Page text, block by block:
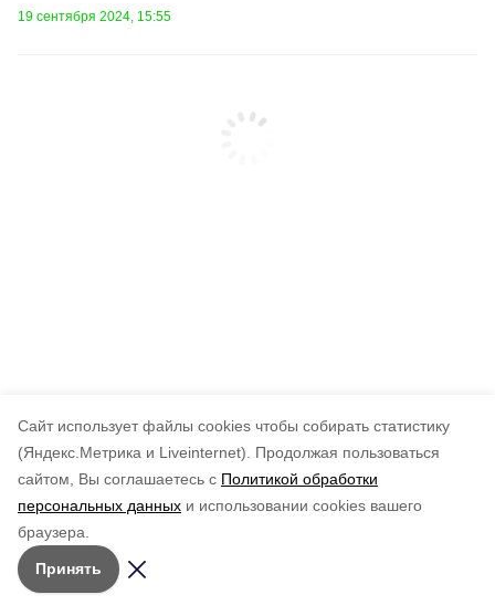
Cайт использует файлы cookies чтобы собирать статистику
(Яндекс.Метрика и Liveinternet).
Продолжая пользоваться
сайтом, Вы соглашаетесь с Политикой обработки
персональных данных и использовании cookies вашего
браузера.
Принять
19 сентября 2024, 15:55